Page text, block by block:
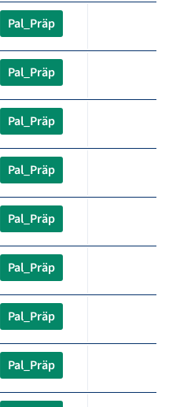
Pal_Präp
Pal_Präp
Pal_Präp
Pal_Präp
Pal_Präp
Pal_Präp
Pal_Präp
Pal_Präp